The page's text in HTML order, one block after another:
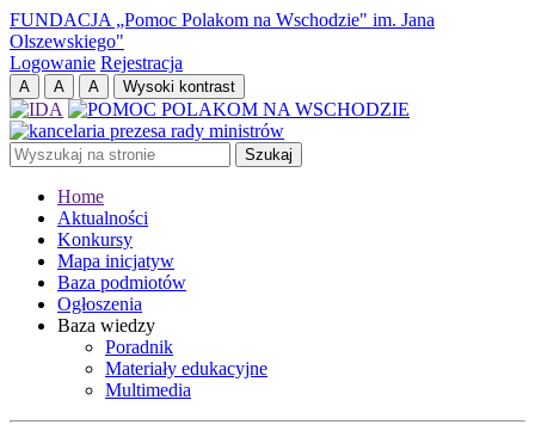
FUNDACJA „Pomoc Polakom na Wschodzie" im. Jana
Olszewskiego"
Logowanie Rejestracja
Home
Aktualności
Konkursy
Mapa inicjatyw
Baza podmiotów
Ogłoszenia
Baza wiedzy
Poradnik
Materiały edukacyjne
Multimedia